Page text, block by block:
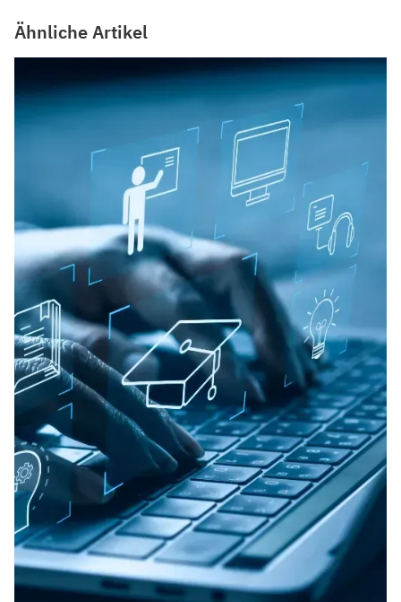
Ähnliche Artikel